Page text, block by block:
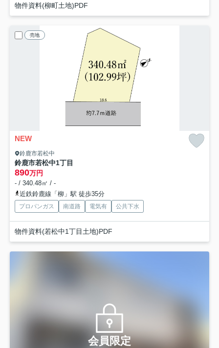
物件資料(柳町土地)PDF
売地
NEW
鈴鹿市若松中
鈴鹿市若松中1丁目
890万円
- / 340.48㎡ / -
近鉄鈴鹿線「柳」駅 徒歩35分
プロパンガス 南道路 電気有 公共下水
物件資料(若松中1丁目土地)PDF
会員限定